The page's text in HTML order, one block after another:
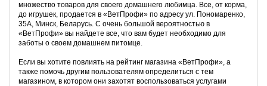
множество товаров для своего домашнего любимца. Все, от корма,
до игрушек, продается в «ВетПрофи» по адресу ул. Пономаренко,
35А, Минск, Беларусь. С очень большой вероятностью в
«ВетПрофи» вы найдете все, что вам будет необходимо для
заботы о своем домашнем питомце.
Если вы хотите повлиять на рейтинг магазина «ВетПрофи», а
также помочь другим пользователям определиться с тем
магазином, в котором они захотят воспользоваться услугами